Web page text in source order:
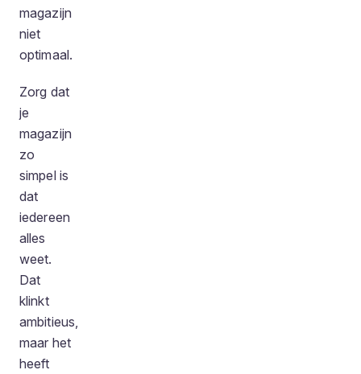
magazijn
niet
optimaal.
Zorg dat
je
magazijn
zo
simpel is
dat
iedereen
alles
weet.
Dat
klinkt
ambitieus,
maar het
heeft